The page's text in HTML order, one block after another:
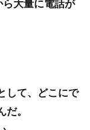
大量に電話が
して、どこにで
。